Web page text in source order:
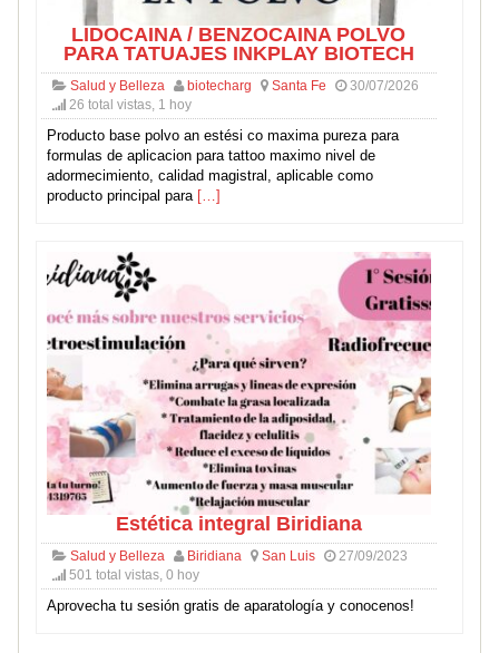
LIDOCAINA / BENZOCAINA POLVO
PARA TATUAJES INKPLAY BIOTECH
Salud y Belleza biotecharg Santa Fe
30/07/2026
26 total vistas, 1 hoy
Producto base polvo an estési co maxima pureza para
formulas de aplicacion para tattoo maximo nivel de
adormecimiento, calidad magistral, aplicable como
producto principal para […]
Estética integral Biridiana
Salud y Belleza Biridiana San Luis
27/09/2023
501 total vistas, 0 hoy
Aprovecha tu sesión gratis de aparatología y conocenos!